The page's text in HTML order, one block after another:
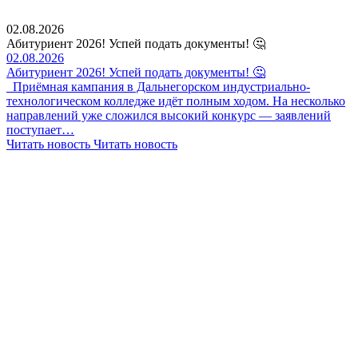
02.08.2026
Абитуриент 2026! Успей подать документы! 🤔
02.08.2026
Абитуриент 2026! Успей подать документы! 🤔
Приёмная кампания в Дальнегорском индустриально-
технологическом колледже идёт полным ходом. На несколько
направлений уже сложился высокий конкурс — заявлений
поступает…
Читать новость Читать новость